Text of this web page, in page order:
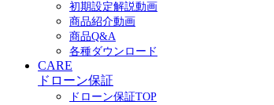
初期設定解説動画
商品紹介動画
商品Q&A
各種ダウンロード
CARE
ドローン保証
ドローン保証TOP